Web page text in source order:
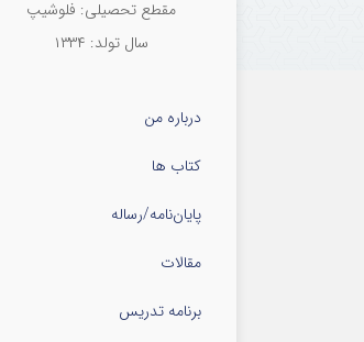
مقطع تحصیلی: فلوشیپ
سال تولد: ۱۳۳۴
درباره من
کتاب ها
پایان‌نامه‌/رساله
مقالات
برنامه تدریس